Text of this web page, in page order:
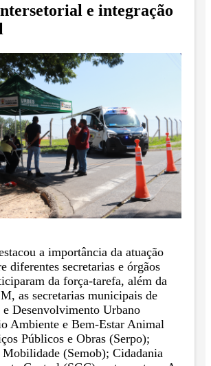
e integração
a importância da atuação
diferentes secretarias e órgãos
da força-tarefa, além da
as secretarias municipais de
e Desenvolvimento Urbano
Ambiente e Bem-Estar Animal
Públicos e Obras (Serpo);
Mobilidade (Semob); Cidadania